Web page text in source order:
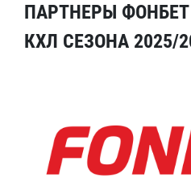
ПАРТНЕРЫ
КХЛ СЕЗОНА 2025/